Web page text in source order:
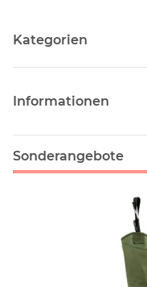
Kategorien
Informationen
Sonderangebote